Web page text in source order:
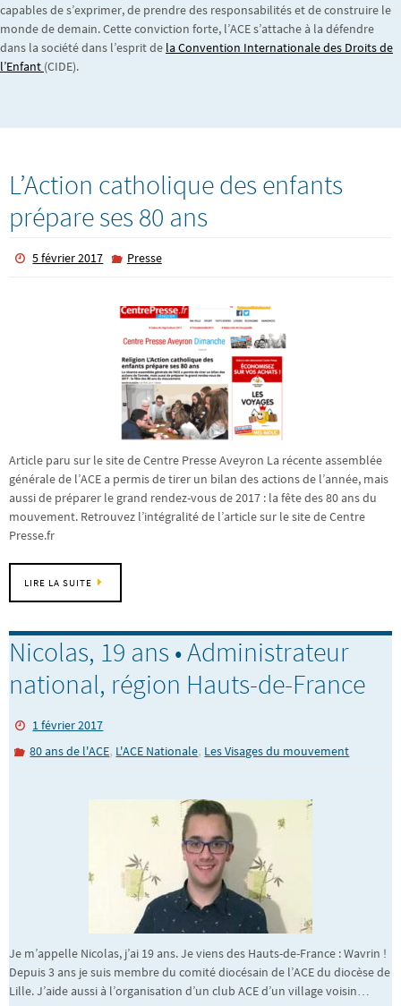
capables de s’exprimer, de prendre des responsabilités et de construire le
monde de demain. Cette conviction forte, l’ACE s’attache à la défendre
dans la société dans l’esprit de la Convention Internationale des Droits de
l’Enfant (CIDE).
L’Action catholique des enfants
prépare ses 80 ans
5 février 2017 Presse
Article paru sur le site de Centre Presse Aveyron La récente assemblée
générale de l’ACE a permis de tirer un bilan des actions de l’année, mais
aussi de préparer le grand rendez-vous de 2017 : la fête des 80 ans du
mouvement. Retrouvez l’intégralité de l’article sur le site de Centre
Presse.fr
LIRE LA SUITE
Nicolas, 19 ans • Administrateur
national, région Hauts-de-France
1 février 2017
80 ans de l'ACE, L'ACE Nationale, Les Visages du mouvement
Je m’appelle Nicolas, j’ai 19 ans. Je viens des Hauts-de-France : Wavrin !
Depuis 3 ans je suis membre du comité diocésain de l’ACE du diocèse de
Lille. J’aide aussi à l’organisation d’un club ACE d’un village voisin…